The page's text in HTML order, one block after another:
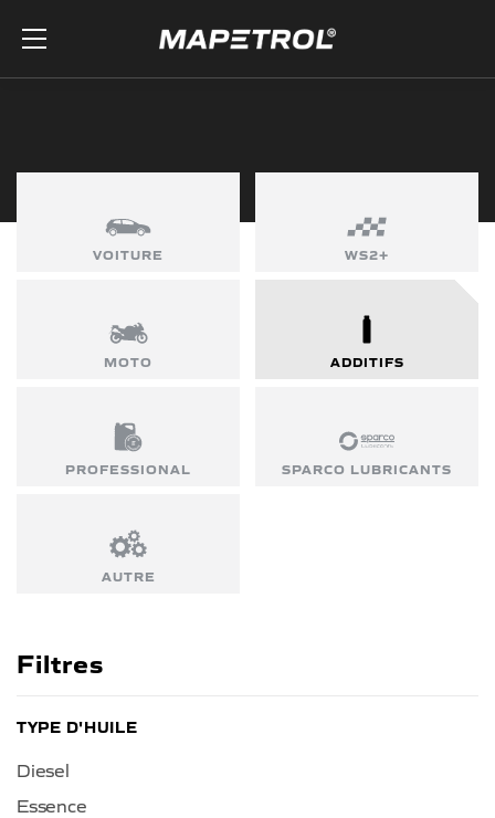
VOITURE WS2+
MOTO ADDITIFS
PROFESSIONAL SPARCO LUBRICANTS
AUTRE
Filtres
TYPE D'HUILE
Diesel
Essence